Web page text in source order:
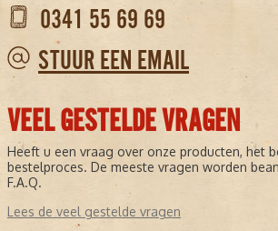
0341 55 69 69
STUUR EEN EMAIL
VEEL GESTELDE VRAGEN
Heeft u een vraag over onze producten, het
bestelproces. De meeste vragen worden
F.A.Q.
Lees de veel gestelde vragen